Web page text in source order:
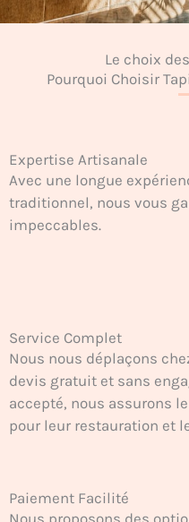
Le choix
Pourquoi Choisir
Expertise Artisanale
Avec une longue
traditionnel, nous vous
impeccables.
Service Complet
Nous nous déplaçons
devis gratuit et sans
accepté, nous assurons
pour leur restauration et
Paiement Facilité